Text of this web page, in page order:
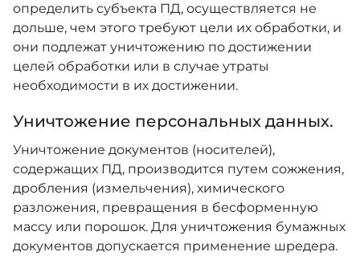
определить субъекта ПД, осуществляется не
дольше, чем этого требуют цели их обработки, и
они подлежат уничтожению по достижении
целей обработки или в случае утраты
необходимости в их достижении.
Уничтожение персональных данных.
Уничтожение документов (носителей),
содержащих ПД, производится путем сожжения,
дробления (измельчения), химического
разложения, превращения в бесформенную
массу или порошок. Для уничтожения бумажных
документов допускается применение шредера.